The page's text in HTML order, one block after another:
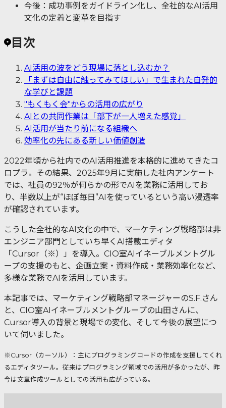
今後：成功事例をガイドライン化し、全社的なAI活用
文化の定着と変革を目指す
目次
AI活用の波をどう現場に落とし込むか？
「まずは自由に触ってみてほしい」で生まれた自発的
な学びと課題
"もくもく会"からの活用の広がり
AIとの共同作業は「部下が一人増えた感覚」
AI活用が当たり前になる組織へ
効率化の先にある新しい価値創造
2022年頃から社内でのAI活用推進を本格的に進めてきたコ
ロプラ。その結果、2025年9月に実施した社内アンケート
では、社員の92％が何らかの形でAIを業務に活用してお
り、半数以上が“ほぼ毎日”AIを使っているという高い浸透率
が確認されています。
こうした全社的なAI文化の中で、マーケティング戦略部は非
エンジニア部門としていち早くAI搭載エディタ
「Cursor（※）」を導入。CIO室AIイネーブルメントグル
ープの支援のもと、企画立案・資料作成・業務効率化など、
多様な業務でAIを活用しています。
本記事では、マーケティング戦略部マネージャーのS.F.さん
と、CIO室AIイネーブルメントグループの山田さんに、
Cursor導入の背景と現場での変化、そして今後の展望につ
いて伺いました。
※Cursor（カーソル）：主にプログラミングコードの作成を支援してくれ
るエディタツール。従来はプログラミング領域での活用が多かったが、昨
今は文章作成ツールとしての活用も広がっている。